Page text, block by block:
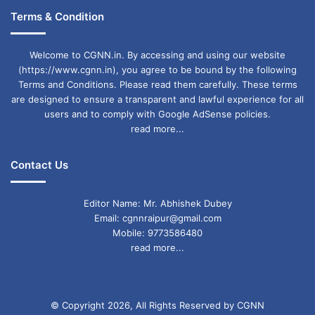
विभाग की जिम्मेदारी सीएम योगी आदित्यनाथ के पास है.
राजनीतिक विश्लेषकों की मानें तो केशव प्रसाद मौर्य ने अब
खुलकर मोर्चा खोल दिया है, जिस तरह से उन्होंने सूचना मांगी
है, उसके राजनीतिक मकसद को भी समझा जा सकता
है.नियुक्ति एवं कार्मिक विभाग सीएम के पास है. ऐसे में उनके
मंजूरी के बिना ना तो कोई शासनादेश लागू हो सकता है और
संविदा भर्ती में ओबीसी, दलित के आरक्षण का मुद्दा उठाकर
बड़ा सियासी दांव चल दिया है, जिसे लेकर बीजेपी के सहयोगी
दल भी सवाल खड़े कर रहे हैं.
वरिष्ठ पत्रकार सिद्धार्थ कलहंस कहते हैं कि केशव प्रसाद
Terms & Condition
Welcome to CGNN.in. By accessing and using our website
(https://www.cgnn.in), you agree to be bound by the following
Terms and Conditions. Please read them carefully. These terms
are designed to ensure a transparent and lawful experience for all
users and to comply with Google AdSense policies.
read more...
Contact Us
Editor Name: Mr. Abhishek Dubey
Email: cgnnraipur@gmail.com
Mobile: 9773586480
read more...
© Copyright 2026, All Rights Reserved by CGNN